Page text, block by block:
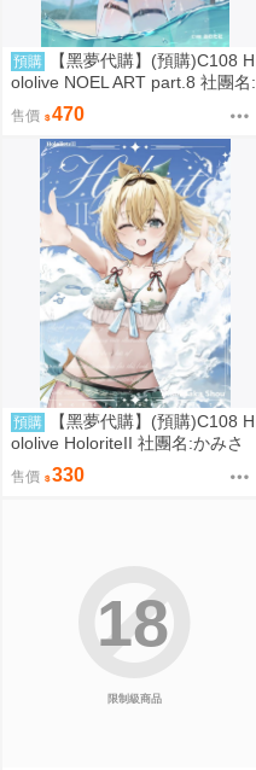
預購
【黑夢代購】(預購)C108 H
ololive NOEL ART part.8 社團名:
おわた社 繪師: わたお
售價 470
預購
【黑夢代購】(預購)C108 H
ololive HoloriteII 社團名:かみさ
か醤油 繪師:上坂 翔
售價 330
限制級商品
18